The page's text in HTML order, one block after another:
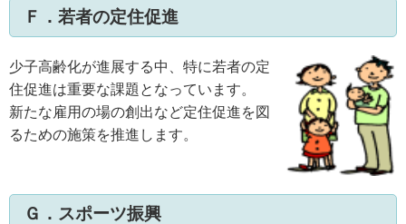
Ｆ．若者の定住促進
少子高齢化が進展する中、特に若者の定
住促進は重要な課題となっています。
新たな雇用の場の創出など定住促進を図
るための施策を推進します。
Ｇ．スポーツ振興